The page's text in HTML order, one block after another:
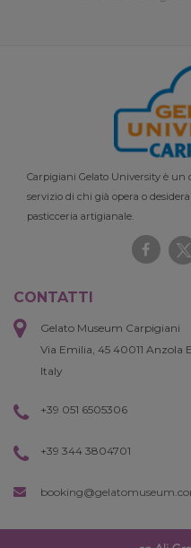
Carpigiani Gelato University è
servizio di chi già opera o
pasticceria artigianale.
CONTATTI
Gelato Museum Carpigiani
Via Emilia, 45 40011 Anzola
Italy
+39 051 6505306
+39 344 3804701